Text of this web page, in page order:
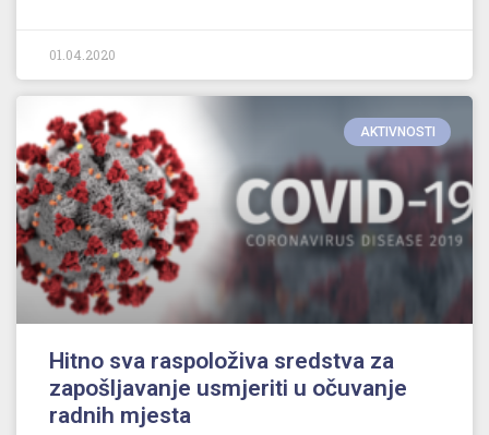
01.04.2020
AKTIVNOSTI
Hitno sva raspoloživa sredstva za
zapošljavanje usmjeriti u očuvanje
radnih mjesta